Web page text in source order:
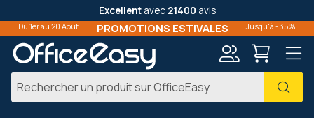
Excellentavec 21400 avis
Du 1er au 20 Aout PROMOTIONS ESTIVALES Jusqu'à -35%